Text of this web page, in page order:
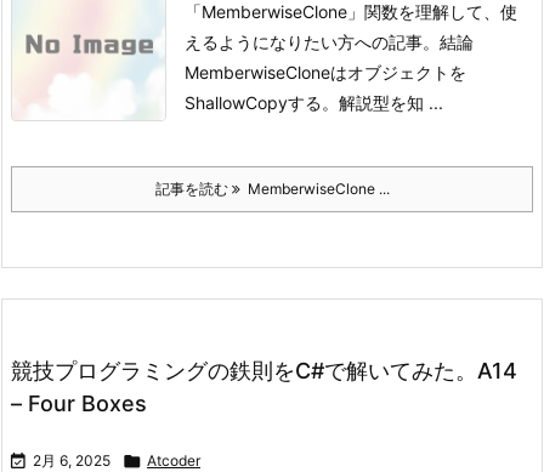
「MemberwiseClone」関数を理解して、使
えるようになりたい方への記事。 結論
MemberwiseCloneはオブジェクトを
ShallowCopyする。 解説型を知 ...
記事を読む MemberwiseClone ...
競技プログラミングの鉄則をC#で解いてみた。A14
– Four Boxes
 2月 6, 2025  Atcoder